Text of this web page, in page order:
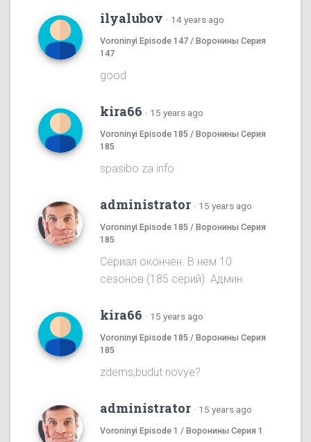
ilyalubov · 14 years ago
Voroninyi Episode 147 / Воронины Серия
147
good
kira66 · 15 years ago
Voroninyi Episode 185 / Воронины Серия
185
spasibo za info
administrator · 15 years ago
Voroninyi Episode 185 / Воронины Серия
185
Сериал окончен. В нем 10
сезонов (185 серий). Админ.
kira66 · 15 years ago
Voroninyi Episode 185 / Воронины Серия
185
zdems,budut novye?
administrator · 15 years ago
Voroninyi Episode 1 / Воронины Серия 1